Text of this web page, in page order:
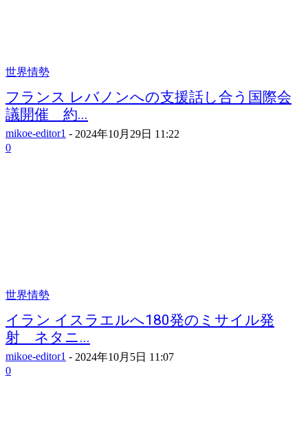
世界情勢
フランス レバノンへの支援話し合う国際会
議開催 約...
mikoe-editor1 - 2024年10月29日 11:22
0
世界情勢
イラン イスラエルへ180発のミサイル発
射 ネタニ...
mikoe-editor1 - 2024年10月5日 11:07
0